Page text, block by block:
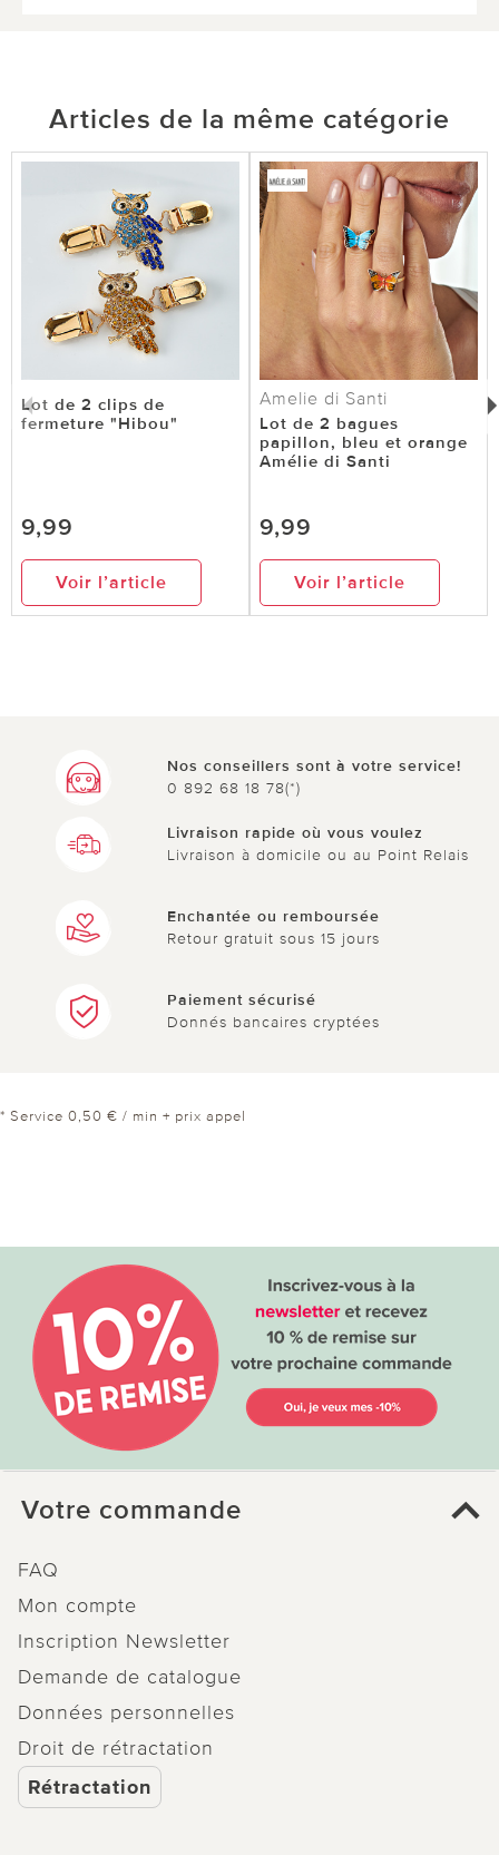
Articles de la même catégorie
Lot de 2 clips de
fermeture "Hibou"
9,99
Voir l’article
Amelie di Santi
Lot de 2 bagues
papillon, bleu et orange
Amélie di Santi
9,99
Voir l’article
Nos conseillers sont à votre service!
0 892 68 18 78(*)
Livraison rapide où vous voulez
Livraison à domicile ou au Point Relais
Enchantée ou remboursée
Retour gratuit sous 15 jours
Paiement sécurisé
Donnés bancaires cryptées
* Service 0,50 € / min + prix appel
Votre commande
FAQ
Mon compte
Inscription Newsletter
Demande de catalogue
Données personnelles
Droit de rétractation
Rétractation